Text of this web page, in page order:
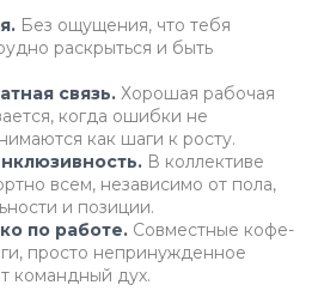
Без ощущения, что тебя
раскрыться и быть
связь. Хорошая рабочая
когда ошибки не
как шаги к росту.
В коллективе
всем, независимо от пола,
и позиции.
по работе. Совместные кофе-
просто непринужденное
командный дух.